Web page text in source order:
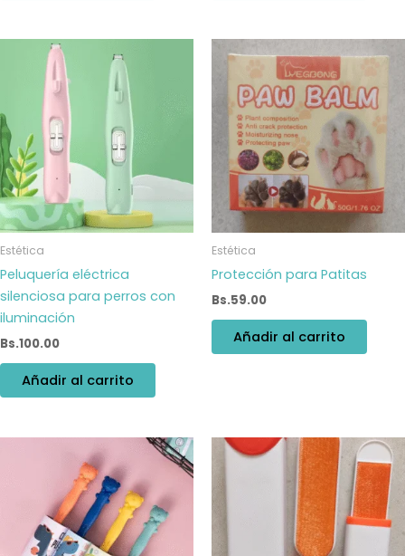
Estética
Peluquería eléctrica
silenciosa para perros con
iluminación
Bs.100.00
Añadir al carrito
Estética
Protección para Patitas
Bs.59.00
Añadir al carrito